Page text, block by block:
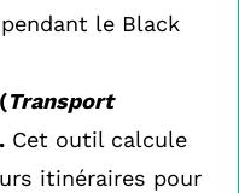
le Black
Transport
Cet outil calcule
itinéraires pour